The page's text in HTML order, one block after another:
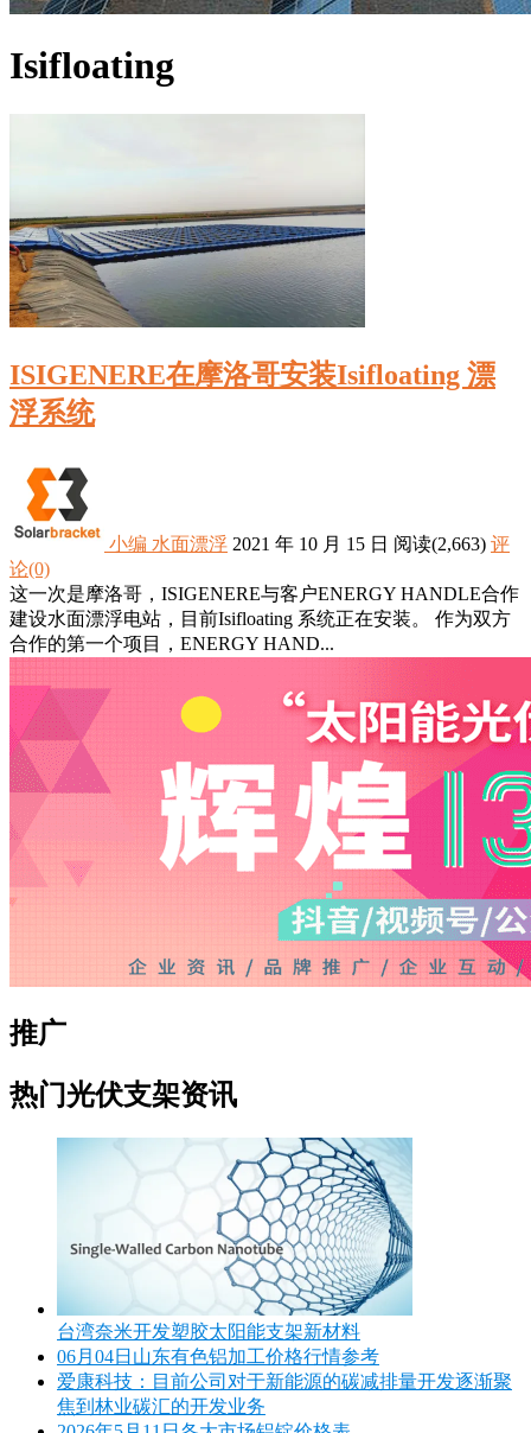
Isifloating
ISIGENERE在摩洛哥安装Isifloating 漂
浮系统
小编 水面漂浮 2021 年 10 月 15 日 阅读(2,663) 评
论(0)
这一次是摩洛哥，ISIGENERE与客户ENERGY HANDLE合作
建设水面漂浮电站，目前Isifloating 系统正在安装。 作为双方
合作的第一个项目，ENERGY HAND...
推广
热门光伏支架资讯
台湾奈米开发塑胶太阳能支架新材料
06月04日山东有色铝加工价格行情参考
爱康科技：目前公司对于新能源的碳减排量开发逐渐聚
焦到林业碳汇的开发业务